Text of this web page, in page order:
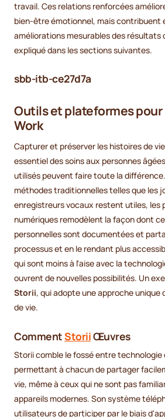
travail. Ces relations renforcées
bien-être émotionnel, mais contribuent
améliorations mesurables des résultats
expliqué dans les sections suivantes.
sbb-itb-ce27d7a
Outils et plateformes pour
Work
Capturer et préserver les histoires de
essentiel des soins aux personnes
utilisés peuvent faire toute la
méthodes traditionnelles telles que les
enregistreurs vocaux restent utiles, les
numériques remodèlent la façon dont
personnelles sont documentées et
processus et en le rendant plus
qui sont moins à l'aise avec la
ouvrent de nouvelles possibilités. Un
Storii, qui adopte une approche unique
de vie.
CommentStoriiŒuvres
Storii comble le fossé entre
permettant à chacun de partager
vie, même à ceux qui ne sont pas
appareils modernes. Son système
utilisateurs de participer par le biais